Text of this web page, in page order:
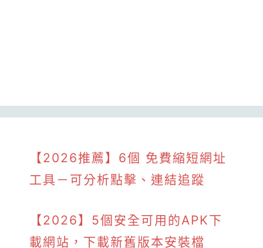
【2026推薦】6個 免費縮短網址
工具－可分析點擊、連結追蹤
【2026】5個安全可用的APK下
載網站，下載新舊版本安裝檔